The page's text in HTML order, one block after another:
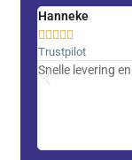
Hanneke
    
Trustpilot
Snelle levering